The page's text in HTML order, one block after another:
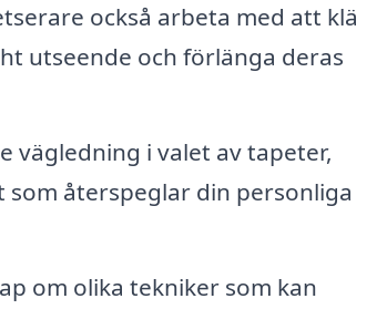
också arbeta med att klä
utseende och förlänga deras
vägledning i valet av tapeter,
återspeglar din personliga
om olika tekniker som kan